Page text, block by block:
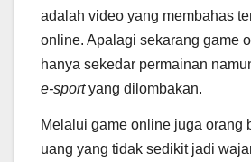
adalah video yang membahas
online. Apalagi sekarang game
hanya sekedar permainan
e-sportyang dilombakan.
Melalui game online juga orang
uang yang tidak sedikit jadi